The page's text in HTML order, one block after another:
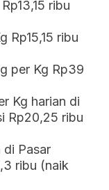
ribu
Rp15,15 ribu
per Kg Rp39
Kg harian di
Rp20,25 ribu
di Pasar
ribu (naik